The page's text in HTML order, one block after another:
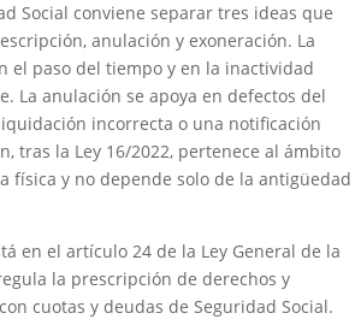
Social conviene separar tres ideas que
anulación y exoneración. La
el paso del tiempo y en la inactividad
La anulación se apoya en defectos del
incorrecta o una notificación
tras la Ley 16/2022, pertenece al ámbito
física y no depende solo de la antigüedad
en el artículo 24 de la Ley General de la
la prescripción de derechos y
cuotas y deudas de Seguridad Social.